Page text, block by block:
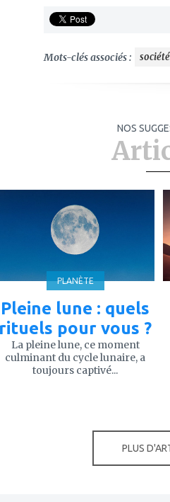
Mots-clés associés :
NOS
PLANÈTE
Pleine lune : quels
rituels pour vous ?
La pleine lune, ce moment
culminant du cycle lunaire, a
toujours captivé...
PLUS